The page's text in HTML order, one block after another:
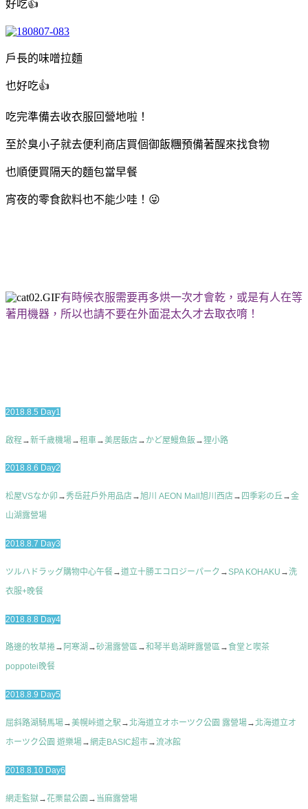
好吃👍
戶長的味噌拉麵
也好吃👍
吃完準備去收衣服回營地啦！
至於臭小子就去便利商店買個御飯糰預備著醒來找食物
也順便買隔天的麵包當早餐
宵夜的零食飲料也不能少哇！😜
有時候衣服需要再多烘一次才會乾，或是有人在等
著用機器，所以也請不要在外面混太久才去取衣唷！
2018.8.5 Day1
啟程 →新千歲機場→租車→美居飯店→ かど屋鰻魚飯 →狸小路
2018.8.6 Day2
松屋VSなか卯 →秀岳莊戶外用品店→旭川 AEON Mall旭川西店→ 四季彩の丘→金
山湖露營場
2018.8.7 Day3
ツルハドラッグ購物中心午餐→道立十勝エコロジーパーク →SPA KOHAKU →洗
衣服+晚餐
2018.8.8 Day4
路邊的牧草捲→ 阿寒湖 →砂湯露營區→和琴半島湖畔露營區→食堂と喫茶
poppotei晚餐
2018.8.9 Day5
屈斜路湖騎馬場→美幌峠道之駅 →北海道立オホーツク公園 露營場→北海道立オ
ホーツク公園 遊樂場→網走BASIC超市→流冰館
2018.8.10 Day6
網走監獄→花栗鼠公園 → 当麻露營場